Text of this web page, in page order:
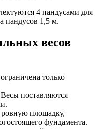
4 пандусами для
пандусов 1,5 м.
весов
только
поставляются
ровную площадку,
фундамента.